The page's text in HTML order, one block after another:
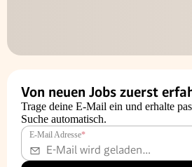
Von neuen Jobs zuerst
Trage deine E-Mail ein und erhalte
Suche automatisch.
E-Mail Adresse*